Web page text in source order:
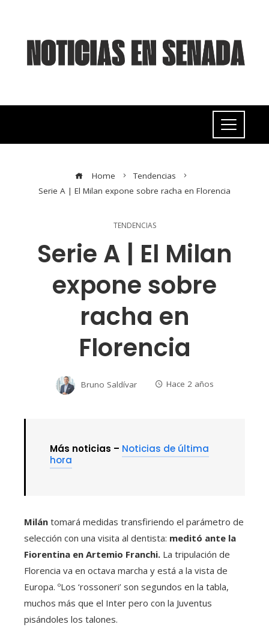
Home
Tendencias
Serie A | El Milan expone sobre racha en Florencia
TENDENCIAS
Serie A | El Milan
expone sobre
racha en
Florencia
Bruno Saldívar Hace 2 años
Más noticias – Noticias de última
hora
Milán tomará medidas transfiriendo el parámetro de
selección con una visita al dentista: meditó ante la
Fiorentina en Artemio Franchi. La tripulación de
Florencia va en octava marcha y está a la vista de
Europa. ºLos ‘rossoneri’ son segundos en la tabla,
muchos más que el Inter pero con la Juventus
pisándoles los talones.